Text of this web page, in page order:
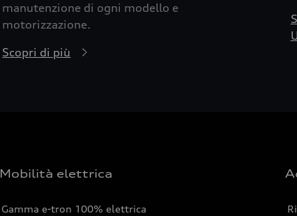
manutenzione di ogni modello e
motorizzazione.
Scopri di più
Mobilità elettrica
Gamma e-tron 100% elettrica